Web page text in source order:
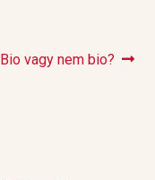
Next
Bio vagy nem bio?